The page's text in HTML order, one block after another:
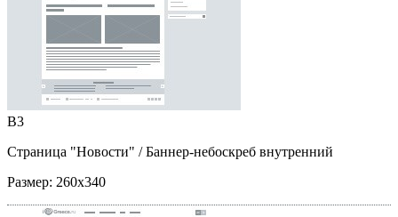
B3
Страница "Новости" / Баннер-небоскреб внутренний
Размер: 260x340